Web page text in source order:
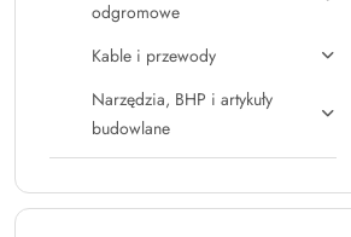
odgromowe
Kable i przewody
Narzędzia, BHP i artykuły
budowlane